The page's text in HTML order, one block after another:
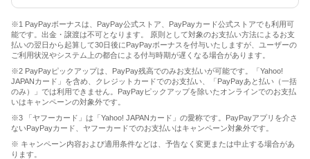
※1 PayPayボーナスは、PayPay公式ストア、PayPayカード公式ストアでも利用可
能です。出金・譲渡は不可となります。 原則として対象のお支払い方法によるお支
払いの翌日から起算して30日後にPayPayボーナスを付与いたしますが、ユーザーの
ご利用状況やシステム上の都合による付与時期が遅くなる場合があります。
※2 PayPayピックアップは、PayPay残高でのみお支払いが可能です。「Yahoo!
JAPANカード」を含め、クレジットカードでのお支払い、「PayPayあと払い（一括
のみ）」では利用できません。PayPayピックアップを除いたオンラインでのお支払
いはキャンペーンの対象外です。
※3 「ヤフーカード」は「Yahoo! JAPANカード」の愛称です。PayPayアプリを介さ
ないPayPayカード、ヤフーカードでのお支払いはキャンペーン対象外です。
※ キャンペーン内容および適用条件などは、予告なく変更または中止する場合があ
ります。